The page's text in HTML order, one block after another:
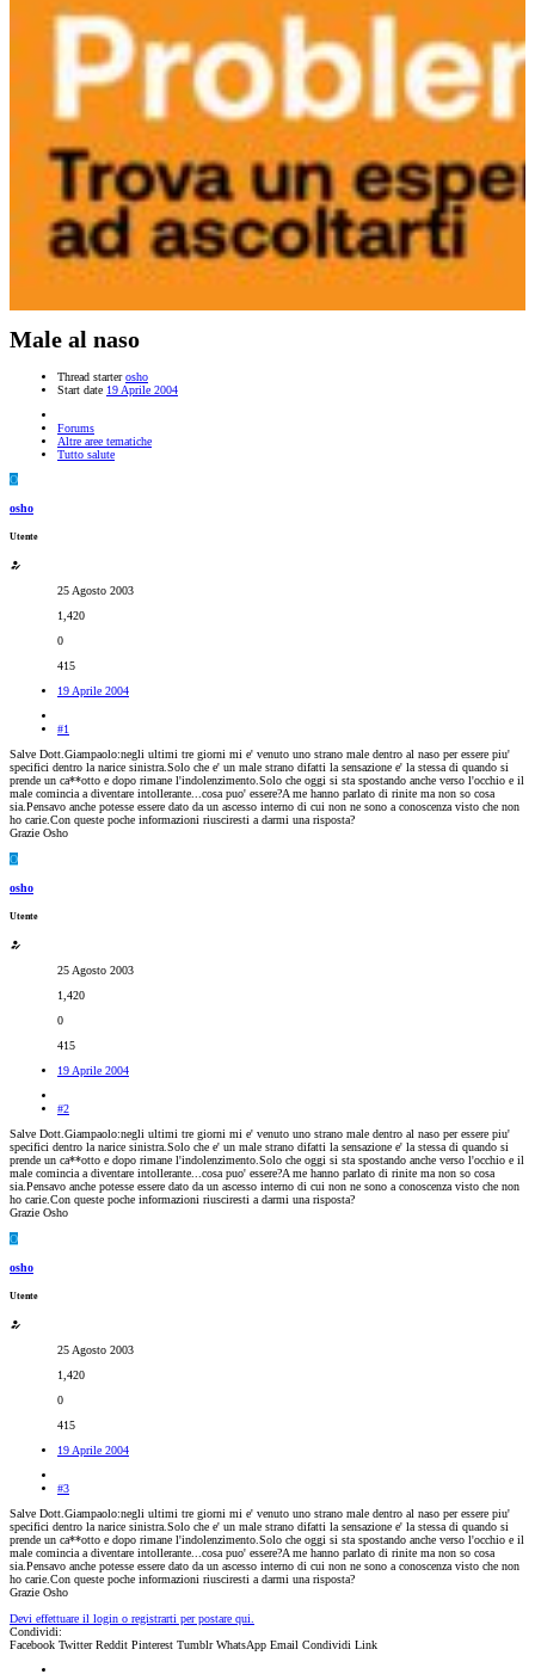
Male al naso
Thread starter osho
Start date 19 Aprile 2004
Forums
Altre aree tematiche
Tutto salute
O
osho
Utente
25 Agosto 2003
1,420
0
415
19 Aprile 2004
#1
Salve Dott.Giampaolo:negli ultimi tre giorni mi e' venuto uno strano male dentro al naso per essere piu'
specifici dentro la narice sinistra.Solo che e' un male strano difatti la sensazione e' la stessa di quando si
prende un ca**otto e dopo rimane l'indolenzimento.Solo che oggi si sta spostando anche verso l'occhio e il
male comincia a diventare intollerante...cosa puo' essere?A me hanno parlato di rinite ma non so cosa
sia.Pensavo anche potesse essere dato da un ascesso interno di cui non ne sono a conoscenza visto che non
ho carie.Con queste poche informazioni riusciresti a darmi una risposta?
Grazie Osho
O
osho
Utente
25 Agosto 2003
1,420
0
415
19 Aprile 2004
#2
Salve Dott.Giampaolo:negli ultimi tre giorni mi e' venuto uno strano male dentro al naso per essere piu'
specifici dentro la narice sinistra.Solo che e' un male strano difatti la sensazione e' la stessa di quando si
prende un ca**otto e dopo rimane l'indolenzimento.Solo che oggi si sta spostando anche verso l'occhio e il
male comincia a diventare intollerante...cosa puo' essere?A me hanno parlato di rinite ma non so cosa
sia.Pensavo anche potesse essere dato da un ascesso interno di cui non ne sono a conoscenza visto che non
ho carie.Con queste poche informazioni riusciresti a darmi una risposta?
Grazie Osho
O
osho
Utente
25 Agosto 2003
1,420
0
415
19 Aprile 2004
#3
Salve Dott.Giampaolo:negli ultimi tre giorni mi e' venuto uno strano male dentro al naso per essere piu'
specifici dentro la narice sinistra.Solo che e' un male strano difatti la sensazione e' la stessa di quando si
prende un ca**otto e dopo rimane l'indolenzimento.Solo che oggi si sta spostando anche verso l'occhio e il
male comincia a diventare intollerante...cosa puo' essere?A me hanno parlato di rinite ma non so cosa
sia.Pensavo anche potesse essere dato da un ascesso interno di cui non ne sono a conoscenza visto che non
ho carie.Con queste poche informazioni riusciresti a darmi una risposta?
Grazie Osho
Devi effettuare il login o registrarti per postare qui.
Condividi:
Facebook Twitter Reddit Pinterest Tumblr WhatsApp Email Condividi Link